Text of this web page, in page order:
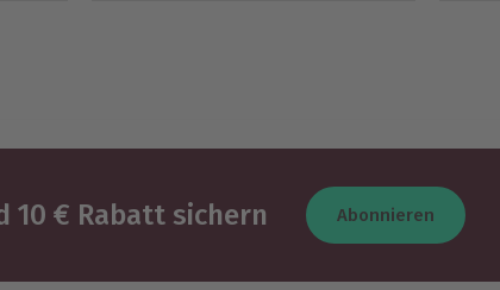
10 € Rabatt sichern Abonnieren